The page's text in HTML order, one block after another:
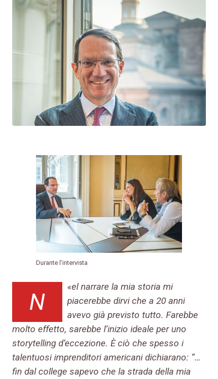
Durante l’intervista
«
N
el narrare la mia storia mi
piacerebbe dirvi che a 20 anni
avevo già previsto tutto. Farebbe
molto effetto, sarebbe l’inizio ideale per uno
storytelling d’eccezione. È ciò che spesso i
talentuosi imprenditori americani dichiarano: “…
fin dal college sapevo che la strada della mia